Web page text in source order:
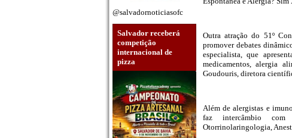
@salvadornoticiasofc
Salvador receberá
competição
internacional de
pizza
Outra atração do 51º
promover debates
especialista, que
medicamentos, alergia
Goudouris, diretora
Além de alergistas e
faz intercâmbio com
Otorrinolaringologia,